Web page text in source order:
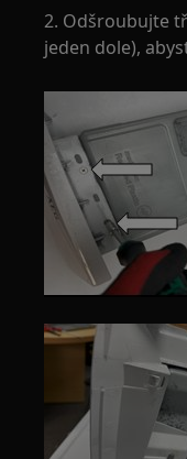
2. Odšroubujte
jeden dole),